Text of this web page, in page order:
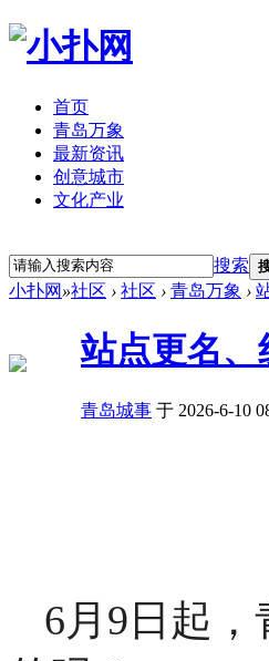
首页
青岛万象
最新资讯
创意城市
文化产业
搜索
小扑网 »社区 › 社区 › 青岛万象 ›
站点更名
青岛城事 于 2026-6-10
6月9日起